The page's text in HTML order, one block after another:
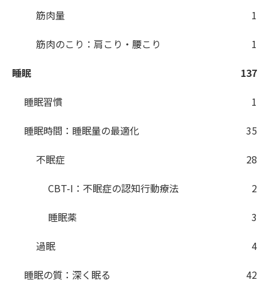
筋肉量
1
筋肉のこり：肩こり・腰こり
1
睡眠
137
睡眠習慣
1
睡眠時間：睡眠量の最適化
35
不眠症
28
CBT-I：不眠症の認知行動療法
2
睡眠薬
3
過眠
4
睡眠の質：深く眠る
42